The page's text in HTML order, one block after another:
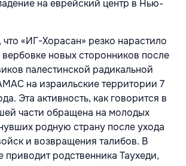
на еврейский центр в Нью-
«ИГ-Хорасан» резко нарастило
новых сторонников после
палестинской радикальной
на израильские территории 7
Эта активность, как говорится в
части обращена на молодых
родную страну после ухода
и возвращения талибов. В
приводит родственника Таухеди,